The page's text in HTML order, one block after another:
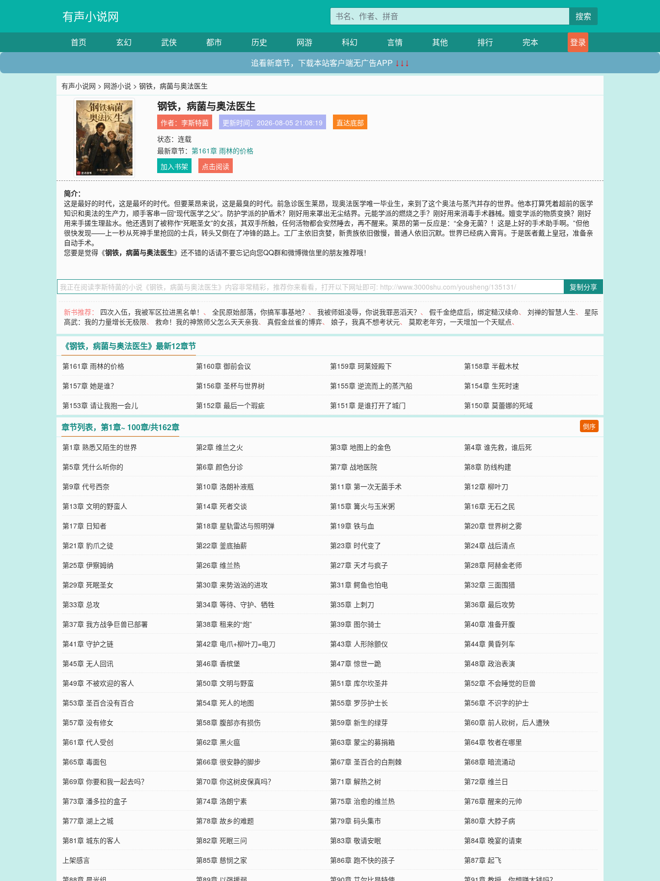
有声小说网 搜索
首页 玄幻 武侠 都市 历史 网游 科幻 言情 其他 排行 完本
登录
追看新章节，下载本站客户端无广告APP ↓↓↓
有声小说网 > 网游小说 > 钢铁，病菌与奥法医生
钢铁，病菌与奥法医生
作者：李斯特菌 更新时间：2026-08-05 21:08:19
直达底部
状态：连载
最新章节：第161章 雨林的价格
加入书架
点击阅读
简介：
这是最好的时代，这是最坏的时代。但要莱昂来说，这是最臭的时代。前急诊医生莱昂，现奥法医学唯一毕业生，来到了这个奥法与蒸汽并存的世界。他本打算凭着超前的医学
知识和奥法的生产力，顺手客串一回“现代医学之父”。防护学派的护盾术？刚好用来罩出无尘结界。元能学派的燃烧之手？刚好用来消毒手术器械。嬗变学派的物质变换？刚好
用来手搓生理盐水。他还遇到了被称作“死眠圣女”的女孩，其双手所触，任何活物都会安然睡去，再不醒来。莱昂的第一反应是：“全身无菌？！这是上好的手术助手啊。”但他
很快发现——上一秒从死神手里抢回的士兵，转头又倒在了冲锋的路上。工厂主依旧贪婪，新贵族依旧傲慢，普通人依旧沉默。世界已经病入膏肓。于是医者戴上皇冠，准备亲
自动手术。
您要是觉得《钢铁，病菌与奥法医生》还不错的话请不要忘记向您QQ群和微博微信里的朋友推荐哦！
复制分享
新书推荐： 四次入伍，我被军区拉进黑名单！ 、全民原始部落，你搞军事基地？ 、我被师姐凌辱，你说我罪恶滔天？ 、假千金绝症后，绑定糙汉续命、刘禅的智慧人生、 星际
高武：我的力量增长无极限、救命！我的神煞师父怎么天天亲我、真假金丝雀的博弈、娘子，我真不想考状元、莫欺老年穷，一天增加一个天赋点、
《钢铁，病菌与奥法医生》最新12章节
第161章 雨林的价格 第160章 御前会议 第159章 珂莱娅殿下
第158章 半截木杖
第157章 她是谁？
第156章 圣杯与世界树 第155章 逆流而上的蒸汽船
第154章 生死时速
第153章 请让我抱一会儿
第152章 最后一个瑕疵 第151章 是谁打开了城门 第150章 莫蕾娜的死域
章节列表，第1章~ 100章/共162章 倒序
第1章 熟悉又陌生的世界 第2章 维兰之火 第3章 地图上的金色
第4章 谁先救，谁后死
第5章 凭什么听你的
第6章 颜色分诊 第7章 战地医院
第8章 防线构建
第9章 代号西奈
第10章 洛朗补液瓶 第11章 第一次无菌手术
第12章 柳叶刀
第13章 文明的野蛮人
第14章 死者交谈 第15章 篝火与玉米粥
第16章 无石之民
第17章 日知者
第18章 星轨雷达与照明弹 第19章 铁与血
第20章 世界树之雾
第21章 豹爪之徒
第22章 釜底抽薪 第23章 时代变了
第24章 战后清点
第25章 伊察姆纳
第26章 维兰热 第27章 天才与疯子
第28章 阿赫金老师
第29章 死眠圣女
第30章 来势汹汹的进攻 第31章 鳄鱼也怕电
第32章 三面围猎
第33章 总攻
第34章 等待、守护、牺牲 第35章 上刺刀
第36章 最后攻势
第37章 我方战争巨兽已部署
第38章 租来的“炮” 第39章 图尔骑士
第40章 准备开腹
第41章 守护之链
第42章 电爪+柳叶刀=电刀 第43章 人形除颤仪
第44章 黄昏列车
第45章 无人回讯
第46章 香槟堡 第47章 惊世一跪
第48章 政治表演
第49章 不被欢迎的客人
第50章 文明与野蛮 第51章 库尔坎圣井
第52章 不会睡觉的巨兽
第53章 圣百合没有百合
第54章 死人的地图 第55章 罗莎护士长
第56章 不识字的护士
第57章 没有修女
第58章 腹部亦有损伤 第59章 新生的绿芽
第60章 前人砍树，后人遭殃
第61章 代人受创
第62章 黑火瘟 第63章 蒙尘的募捐箱
第64章 牧者在哪里
第65章 毒面包
第66章 很安静的脚步 第67章 圣百合的白荆棘
第68章 暗流涌动
第69章 你要和我一起去吗？
第70章 你这树皮保真吗？ 第71章 解热之树
第72章 维兰日
第73章 潘多拉的盒子
第74章 洛朗宁素 第75章 治愈的维兰热
第76章 醒来的元帅
第77章 湖上之城
第78章 故乡的难题 第79章 码头集市
第80章 大脖子病
第81章 城东的客人
第82章 死眠三问 第83章 敬请安眠
第84章 晚宴的请柬
上架感言
第85章 慈悯之家 第86章 跑不快的孩子
第87章 起飞